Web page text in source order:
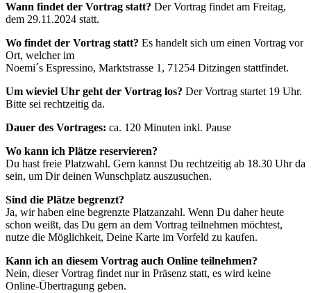
Wann findet der Vortrag statt? Der Vortrag findet am Freitag,
dem 29.11.2024 statt.
Wo findet der Vortrag statt? Es handelt sich um einen Vortrag vor
Ort, welcher im
Noemi´s Espressino, Marktstrasse 1, 71254 Ditzingen stattfindet.
Um wieviel Uhr geht der Vortrag los? Der Vortrag startet 19 Uhr.
Bitte sei rechtzeitig da.
Dauer des Vortrages: ca. 120 Minuten inkl. Pause
Wo kann ich Plätze reservieren?
Du hast freie Platzwahl. Gern kannst Du rechtzeitig ab 18.30 Uhr da
sein, um Dir deinen Wunschplatz auszusuchen.
Sind die Plätze begrenzt?
Ja, wir haben eine begrenzte Platzanzahl. Wenn Du daher heute
schon weißt, das Du gern an dem Vortrag teilnehmen möchtest,
nutze die Möglichkeit, Deine Karte im Vorfeld zu kaufen.
Kann ich an diesem Vortrag auch Online teilnehmen?
Nein, dieser Vortrag findet nur in Präsenz statt, es wird keine
Online-Übertragung geben.